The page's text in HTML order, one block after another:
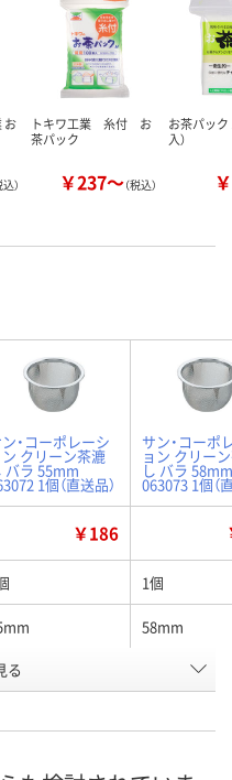
お
込）
トキワ工業 糸付 お
茶パック
￥237～（税込）
お茶パック
入）
・コーポレーシ
ン クリーン茶漉
バラ 55mm
1個（直送品）
サン・コーポ
ョン クリー
し バラ 58mm
063073 1個（
￥186
1個
58mm
EP14044
る